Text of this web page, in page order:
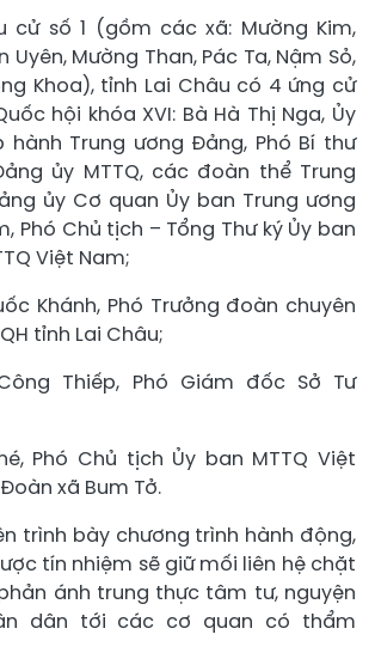
cử số 1 (gồm các xã: Mường Kim,
Uyên, Mường Than, Pác Ta, Nậm Sỏ,
Khoa), tỉnh Lai Châu có 4 ứng cử
hội khóa XVI: Bà Hà Thị Nga, Ủy
hành Trung ương Đảng, Phó Bí thư
ủy MTTQ, các đoàn thể Trung
ủy Cơ quan Ủy ban Trung ương
Phó Chủ tịch – Tổng Thư ký Ủy ban
Việt Nam;
Khánh, Phó Trưởng đoàn chuyên
tỉnh Lai Châu;
Thiếp, Phó Giám đốc Sở Tư
Phó Chủ tịch Ủy ban MTTQ Việt
xã Bum Tở.
trình bày chương trình hành động,
tín nhiệm sẽ giữ mối liên hệ chặt
ánh trung thực tâm tư, nguyện
dân tới các cơ quan có thẩm